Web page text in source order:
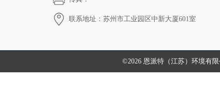
联系地址：苏州市工业园区中新大厦601室
©2026 恩派特（江苏）环境有